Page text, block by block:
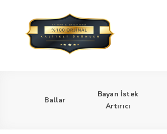
Ballar
Bayan İstek
Artırıcı